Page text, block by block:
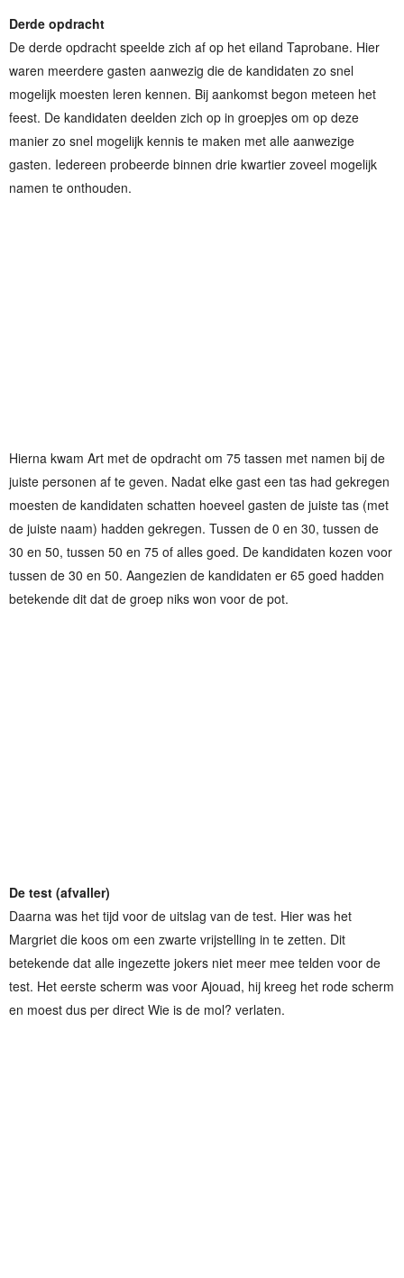
Derde opdracht
De derde opdracht speelde zich af op het eiland Taprobane. Hier
waren meerdere gasten aanwezig die de kandidaten zo snel
mogelijk moesten leren kennen. Bij aankomst begon meteen het
feest. De kandidaten deelden zich op in groepjes om op deze
manier zo snel mogelijk kennis te maken met alle aanwezige
gasten. Iedereen probeerde binnen drie kwartier zoveel mogelijk
namen te onthouden.
Hierna kwam Art met de opdracht om 75 tassen met namen bij de
juiste personen af te geven. Nadat elke gast een tas had gekregen
moesten de kandidaten schatten hoeveel gasten de juiste tas (met
de juiste naam) hadden gekregen. Tussen de 0 en 30, tussen de
30 en 50, tussen 50 en 75 of alles goed. De kandidaten kozen voor
tussen de 30 en 50. Aangezien de kandidaten er 65 goed hadden
betekende dit dat de groep niks won voor de pot.
De test (afvaller)
Daarna was het tijd voor de uitslag van de test. Hier was het
Margriet die koos om een zwarte vrijstelling in te zetten. Dit
betekende dat alle ingezette jokers niet meer mee telden voor de
test. Het eerste scherm was voor Ajouad, hij kreeg het rode scherm
en moest dus per direct Wie is de mol? verlaten.